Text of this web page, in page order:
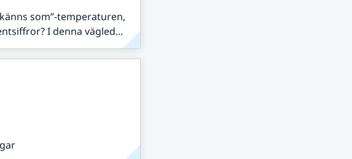
som”-temperaturen,
I denna vägled...